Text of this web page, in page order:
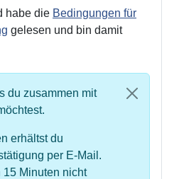
habe die Bedingungen für
gelesen und bin damit
du zusammen mit
erhältst du
per E-Mail.
15 Minuten nicht